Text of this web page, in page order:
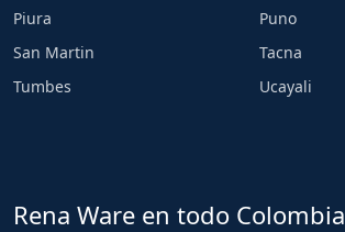
Piura
Puno
San Martin
Tacna
Tumbes
Ucayali
Rena Ware en todo Colombia